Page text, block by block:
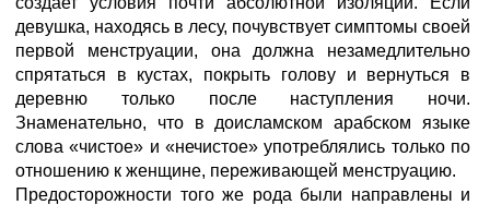
девушка, находясь в лесу, почувствует симптомы своей
первой менструации, она должна незамедлительно
спрятаться в кустах, покрыть голову и вернуться в
деревню только после наступления ночи.
Знаменательно, что в доисламском арабском языке
слова «чистое» и «нечистое» употреблялись только по
отношению к женщине, переживающей менструацию.
Предосторожности того же рода были направлены и